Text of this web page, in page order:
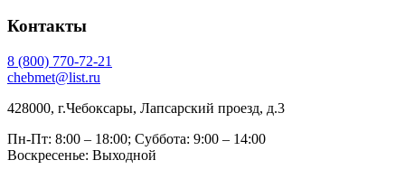
Контакты
8 (800) 770-72-21
chebmet@list.ru
428000, г.Чебоксары, Лапсарский проезд, д.3
Пн-Пт: 8:00 – 18:00; Суббота: 9:00 – 14:00
Воскресенье: Выходной